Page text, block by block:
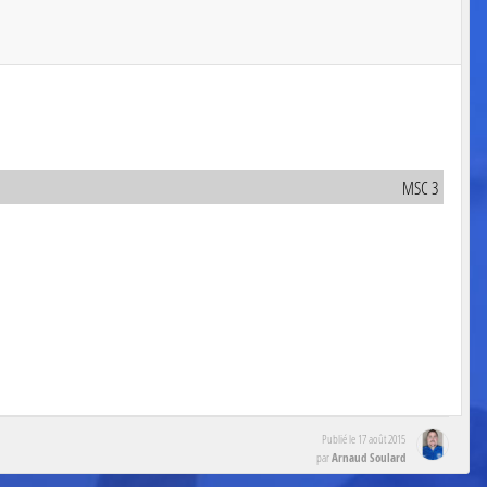
MSC 3
Publié le 17 août 2015
parArnaud Soulard